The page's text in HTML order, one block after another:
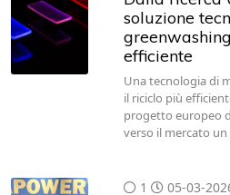
soluzione
efficiente
Una tecnologia di
il riciclo più
progetto europeo
verso il mercato
1 05-03-